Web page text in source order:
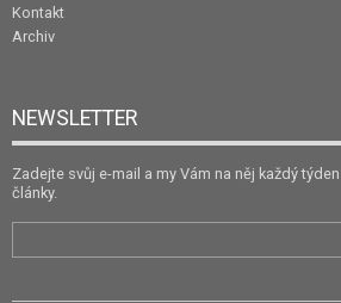
Kontakt
Archiv
NEWSLETTER
Zadejte svůj e-mail a my Vám na něj každý
články.